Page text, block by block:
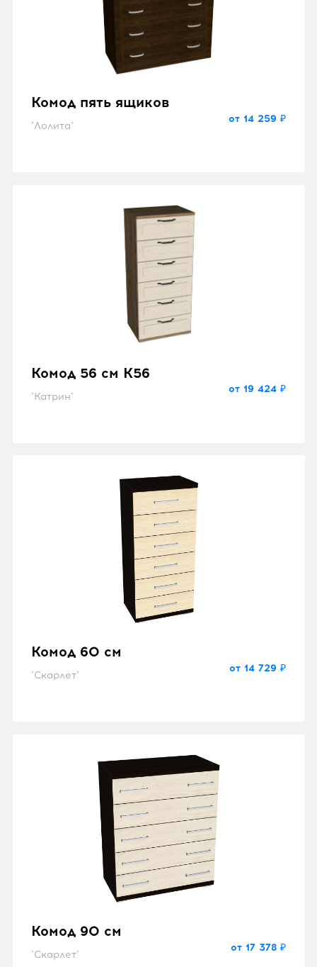
Комод пять ящиков
"Лолита"
от 14 259 ₽
Комод 56 см K56
"Катрин"
от 19 424 ₽
Комод 60 см
"Скарлет"
от 14 729 ₽
Комод 90 см
"Скарлет"
от 17 378 ₽